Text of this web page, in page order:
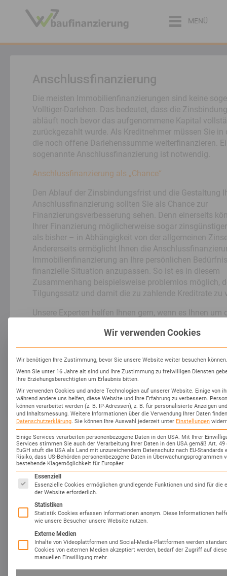
MENÜ
Anschlussfinanzierung
Die meisten Immobilienfinanzierungen sind keine
Volltiger-Darlehen. Das bedeutet, dass die
abläuft noch bevor das aufgenommene Kapital
zurückgezahlt wurde. Als Kreditnehmer müssen Sie in
die noch offene Darlehenssumme weiterfinanzieren.
sogenannte Anschlussfinanzierung ist notwendig.
Anschlussfinanzierung als „Chance“
Den Ablauf der Zinsbindungsfrist und die Gestaltung
Anschlussfinanzierung sollten Sie als Chance zur
Finanzierungsverbesserung sehen. Denn einerseits
Ihrer Finanzierung möglicherweise sogar
als bisher – in Abhängigkeit von der allgemeinen
Andererseits ermöglicht Ihnen die
Immobilienfinanzierung an Ihre persönlichen
finanzielle Situation anzupassen. So ist es in diesem
Zusammenhang beispielsweise problemlos möglich,
Tilgungssatz und damit die zu zahlende Kreditrate zu
Unsere Experten helfen Ihnen gern, wenn es Ihnen um
Wir passen Ihr Finanzierungspaket exakt auf Ihre
und greifen dabei aufAngebote von mehr als 400
Finanzierungspartnernzurück. Das bringt deutliche
für Sie mit sich.
Kontaktieren Sie uns unverbindlich!
Wir verwenden Cookies
Wir benötigen Ihre Zustimmung, bevor Sie unsere Website weiter besuchen können.
Wenn Sie unter 16 Jahre alt sind und Ihre Zustimmung zu freiwilligen Diensten
Ihre Erziehungsberechtigten um Erlaubnis bitten.
Wir verwenden Cookies und andere Technologien auf unserer Website. Einige von
während andere uns helfen, diese Website und Ihre Erfahrung zu verbessern.
können verarbeitet werden (z. B. IP-Adressen), z. B. für personalisierte Anzeigen
und Inhaltsmessung. Weitere Informationen über die Verwendung Ihrer Daten
Datenschutzerklärung. Sie können Ihre Auswahl jederzeit unter Einstellungen
Einige Services verarbeiten personenbezogene Daten in den USA. Mit Ihrer
Services stimmen Sie auch der Verarbeitung Ihrer Daten in den USA gemäß Art. 49
EuGH stuft die USA als Land mit unzureichendem Datenschutz nach EU-Standards
Risiko, dass US-Behörden personenbezogene Daten in Überwachungsprogrammen
bestehende Klagemöglichkeit für Europäer.
Es folgt eine Liste der Service-Gruppen, für die eine
Essenziell
Essenzielle Cookies ermöglichen grundlegende Funktionen und sind für die
der Website erforderlich.
Statistiken
Statistik Cookies erfassen Informationen anonym. Diese Informationen
wie unsere Besucher unsere Website nutzen.
Externe Medien
Inhalte von Videoplattformen und Social-Media-Plattformen werden
Cookies von externen Medien akzeptiert werden, bedarf der Zugriff auf
manuellen Einwilligung mehr.